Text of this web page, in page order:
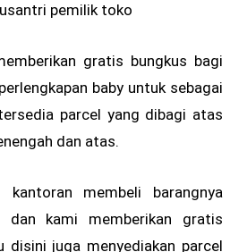
pemilik toko
gratis bungkus bagi
baby untuk sebagai
parcel yang dibagi atas
dan atas.
kantoran membeli barangnya
dan kami memberikan gratis
disini juga menyediakan parcel